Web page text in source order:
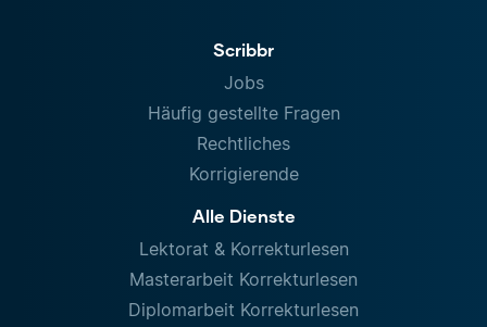
Scribbr
Jobs
Häufig gestellte Fragen
Rechtliches
Korrigierende
Alle Dienste
Lektorat & Korrekturlesen
Masterarbeit Korrekturlesen
Diplomarbeit Korrekturlesen